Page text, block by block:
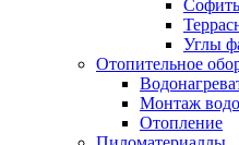
Углы
Отопительное
Монтаж
Отопление